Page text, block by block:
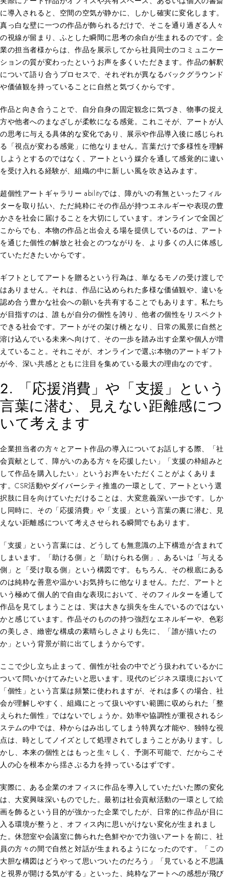
に導入されると、空間の空気が静かに、しかし確実に変化します。
真っ白な壁に一つの作品が飾られるだけで、そこを通り過ぎる人々
の視線が留まり、ふとした瞬間に思考の余白が生まれるのです。企
業の担当者様からは、作品を展示してから社員同士のコミュニケー
ションの質が変わったというお声を多くいただきます。作品の解釈
について語り合うプロセスで、それぞれが異なるバックグラウンド
や価値観を持っていることに自然と気づくからです。
作品と向き合うことで、自分自身の固定観念に気づき、物事の捉え
方や他者へのまなざしが柔軟になる感覚。これこそが、アートが人
の思考に与える具体的な変化であり、展示や作品導入後に感じられ
る「視点が変わる感覚」に他なりません。言葉だけで多様性を理解
しようとするのではなく、アートという媒介を通して感覚的に違い
を受け入れる経験が、組織の中に新しい風を吹き込みます。
超個性アートギャラリー abilityでは、障がいの有無といったフィル
ターを取り払い、ただ純粋にその作品が持つエネルギーや表現の豊
かさを社会に届けることを大切にしています。オンラインで全国ど
こからでも、本物の作品と出会える場を提供しているのは、アート
を通じた個性の解放と社会とのつながりを、より多くの人に体感し
ていただきたいからです。
ギフトとしてアートを贈るという行為は、単なるモノの受け渡しで
はありません。それは、作品に込められた多様な価値観や、違いを
認め合う豊かな社会への願いを共有することでもあります。私たち
が目指すのは、誰もが自分の個性を誇り、他者の個性をリスペクト
できる社会です。アートがその架け橋となり、日常の風景に自然と
溶け込んでいる未来へ向けて、その一歩を踏み出す企業や個人が増
えていること。それこそが、オンラインで選ぶ本物のアートギフト
が今、深い共感とともに注目を集めている最大の理由なのです。
2. 「応援消費」や「支援」という
言葉に潜む、見えない距離感につ
いて考えます
企業担当者の方々とアート作品の導入についてお話しする際、「社
会貢献として、障がいのある方々を応援したい」「支援の枠組みと
して作品を購入したい」というお声をいただくことがよくありま
す。CSR活動やダイバーシティ推進の一環として、アートという選
択肢に目を向けていただけることは、大変意義深い一歩です。しか
し同時に、その「応援消費」や「支援」という言葉の裏に潜む、見
えない距離感について考えさせられる瞬間でもあります。
「支援」という言葉には、どうしても無意識の上下構造が含まれて
しまいます。「助ける側」と「助けられる側」、あるいは「与える
側」と「受け取る側」という構図です。もちろん、その根底にある
のは純粋な善意や温かいお気持ちに他なりません。ただ、アートと
いう極めて個人的で自由な表現において、そのフィルターを通して
作品を見てしまうことは、実は大きな損失を生んでいるのではない
かと感じています。作品そのものの持つ強烈なエネルギーや、色彩
の美しさ、緻密な構成の素晴らしさよりも先に、「誰が描いたの
か」という背景が前に出てしまうからです。
ここで少し立ち止まって、個性が社会の中でどう扱われているかに
ついて問いかけてみたいと思います。現代のビジネス環境において
「個性」という言葉は頻繁に使われますが、それは多くの場合、社
会が理解しやすく、組織にとって扱いやすい範囲に収められた「整
えられた個性」ではないでしょうか。効率や協調性が重視されるシ
ステムの中では、枠からはみ出してしまう特異な才能や、独特な視
点は、時としてノイズとして処理されてしまうことがあります。し
かし、本来の個性とはもっと生々しく、予測不可能で、だからこそ
人の心を根本から揺さぶる力を持っているはずです。
実際に、ある企業のオフィスに作品を導入していただいた際の変化
は、大変興味深いものでした。最初は社会貢献活動の一環として絵
画を飾るという目的が強かった企業でしたが、日常的に作品が目に
入る環境が整うと、オフィス内に思いがけない変化が生まれまし
た。休憩室や会議室に飾られた色鮮やかで力強いアートを前に、社
員の方々の間で自然と対話が生まれるようになったのです。「この
大胆な構図はどうやって思いついたのだろう」「見ていると不思議
と視界が開ける気がする」といった、純粋なアートへの感想が飛び